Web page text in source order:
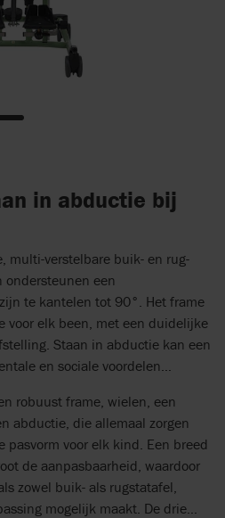
in abductie bij
multi-verstelbare buik- en rug-
een
te kantelen tot 90°. Het frame
voor elk been, met een duidelijke
Staan in abductie kan een
en sociale voordelen
robuust frame, wielen, een
abductie, die allemaal zorgen
pasvorm voor elk kind. Een breed
de aanpasbaarheid, waardoor
zowel buik- als rugstatafel,
mogelijk maakt. De drie